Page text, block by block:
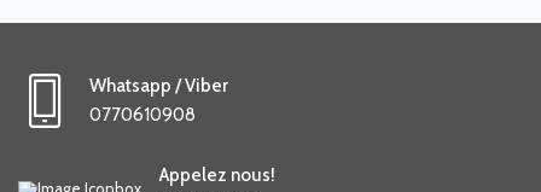
Whatsapp / Viber
0770610908
Appelez nous!